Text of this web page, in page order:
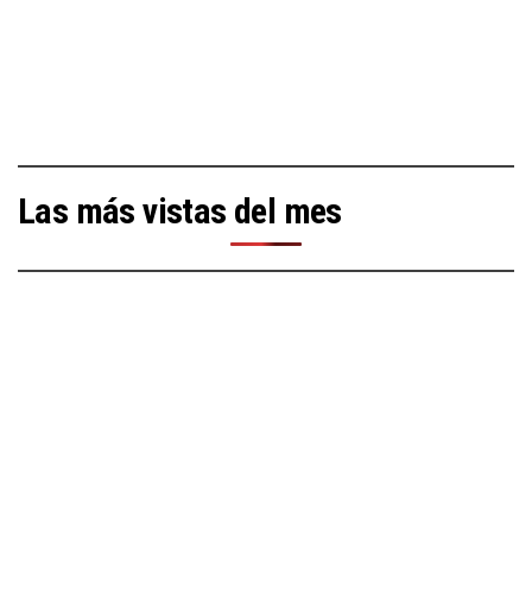
Las más vistas del mes